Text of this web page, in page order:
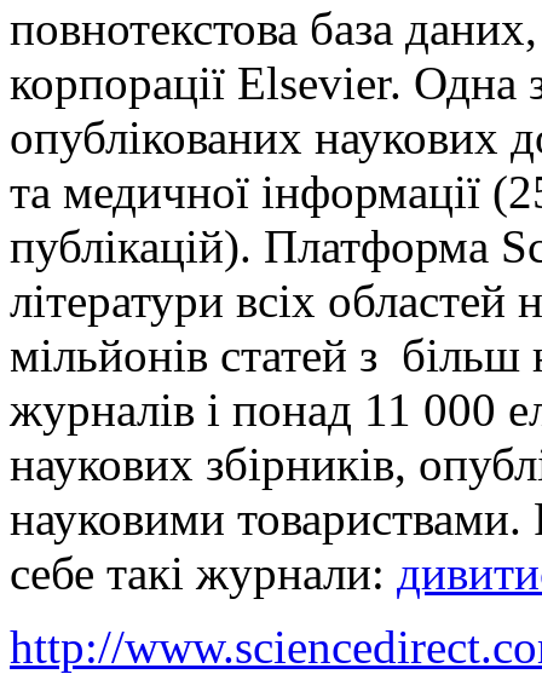
повнотекстова база
корпорації Elsevier. Одна
опублікованих наукових
та медичної інформації
публікацій). Платформа
літератури всіх
мільйонів статей з
журналів і понад 11 000
наукових збірників,
науковими
себе такі журнали:
http://